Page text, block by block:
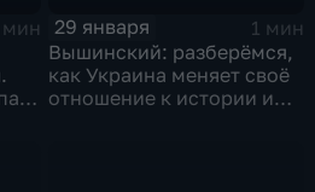
мин
29 января
1 мин
Вышинский: разберёмся,
как Украина меняет своё
отношение к истории и